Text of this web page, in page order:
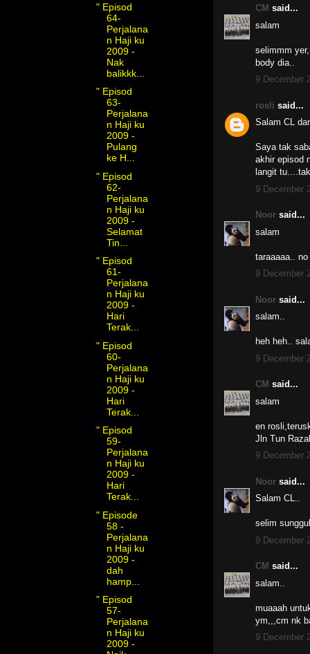
CM said...
salam
selimmm
body dia..
9 December
rosli said...
Salam CL
Saya tak
akhir episod
langit
9 December
Noor said...
salam
taraaaaa.. no
9 December
Noor said...
salam..
heh heh..
9 December
CM said...
salam
en
Jln Tun
9 December
Noor said...
Salam CL..
selim
9 December
CM said...
salam..
muaaah
ym,,,cm nk
9 December
" Episod
64-
Perjalana
n Haji ku
2009 -
Nak
balikkk...
" Episod
63-
Perjalana
n Haji ku
2009 -
Pulang
ke H...
" Episod
62-
Perjalana
n Haji ku
2009 -
Selamat
Tin...
" Episod
61-
Perjalana
n Haji ku
2009 -
Hari
Terak...
" Episod
60-
Perjalana
n Haji ku
2009 -
Hari
Terak...
" Episod
59-
Perjalana
n Haji ku
2009 -
Hari
Terak...
" Episode
58 -
Perjalana
n Haji ku
2009 -
dah
hamp...
" Episod
57-
Perjalana
n Haji ku
2009 -